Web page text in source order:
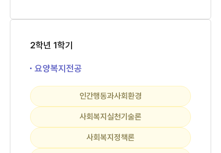
2학년 1학기
요양복지전공
인간행동과사회환경
사회복지실천기술론
사회복지정책론